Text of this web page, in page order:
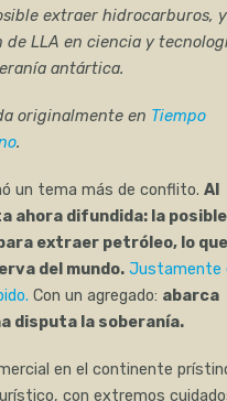
extraer hidrocarburos, y
LLA en ciencia y
antártica.
originalmente en Tiempo
.
un tema más de conflito. Al
ahora difundida: la posible
extraer petróleo, lo que
del mundo. Justamente
Con un agregado: abarca
disputa la soberanía.
en el continente
con extremos